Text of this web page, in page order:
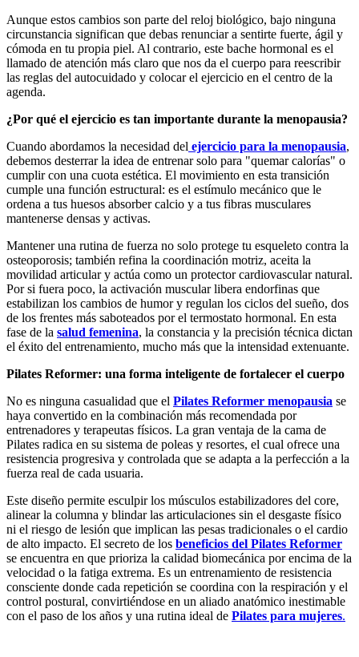
Aunque estos cambios son parte del reloj biológico, bajo ninguna
circunstancia significan que debas renunciar a sentirte fuerte, ágil y
cómoda en tu propia piel. Al contrario, este bache hormonal es el
llamado de atención más claro que nos da el cuerpo para reescribir
las reglas del autocuidado y colocar el ejercicio en el centro de la
agenda.
¿Por qué el ejercicio es tan importante durante la menopausia?
Cuando abordamos la necesidad del ejercicio para la menopausia,
debemos desterrar la idea de entrenar solo para "quemar calorías" o
cumplir con una cuota estética. El movimiento en esta transición
cumple una función estructural: es el estímulo mecánico que le
ordena a tus huesos absorber calcio y a tus fibras musculares
mantenerse densas y activas.
Mantener una rutina de fuerza no solo protege tu esqueleto contra la
osteoporosis; también refina la coordinación motriz, aceita la
movilidad articular y actúa como un protector cardiovascular natural.
Por si fuera poco, la activación muscular libera endorfinas que
estabilizan los cambios de humor y regulan los ciclos del sueño, dos
de los frentes más saboteados por el termostato hormonal. En esta
fase de la salud femenina, la constancia y la precisión técnica dictan
el éxito del entrenamiento, mucho más que la intensidad extenuante.
Pilates Reformer: una forma inteligente de fortalecer el cuerpo
No es ninguna casualidad que el Pilates Reformer menopausia se
haya convertido en la combinación más recomendada por
entrenadores y terapeutas físicos. La gran ventaja de la cama de
Pilates radica en su sistema de poleas y resortes, el cual ofrece una
resistencia progresiva y controlada que se adapta a la perfección a la
fuerza real de cada usuaria.
Este diseño permite esculpir los músculos estabilizadores del core,
alinear la columna y blindar las articulaciones sin el desgaste físico
ni el riesgo de lesión que implican las pesas tradicionales o el cardio
de alto impacto. El secreto de los beneficios del Pilates Reformer
se encuentra en que prioriza la calidad biomecánica por encima de la
velocidad o la fatiga extrema. Es un entrenamiento de resistencia
consciente donde cada repetición se coordina con la respiración y el
control postural, convirtiéndose en un aliado anatómico inestimable
con el paso de los años y una rutina ideal de Pilates para mujeres.